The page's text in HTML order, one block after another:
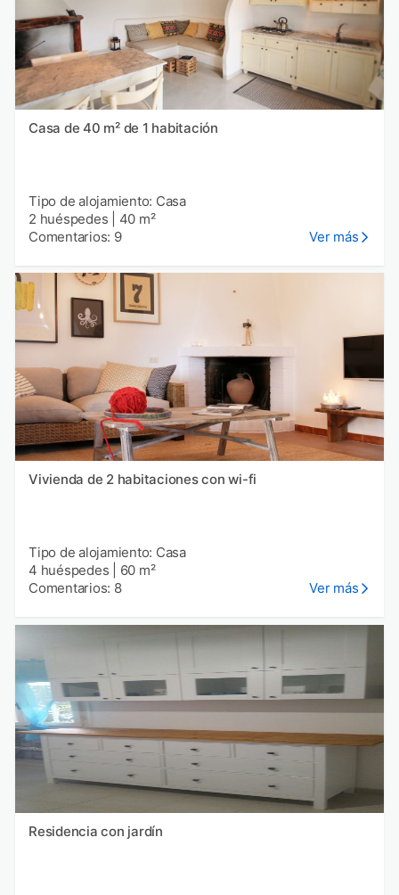
Casa de 40 m² de 1 habitación
Tipo de alojamiento: Casa
2 huéspedes
40 m²
Comentarios: 9
Ver más
Vivienda de 2 habitaciones con wi-fi
Tipo de alojamiento: Casa
4 huéspedes
60 m²
Comentarios: 8
Ver más
Residencia con jardín